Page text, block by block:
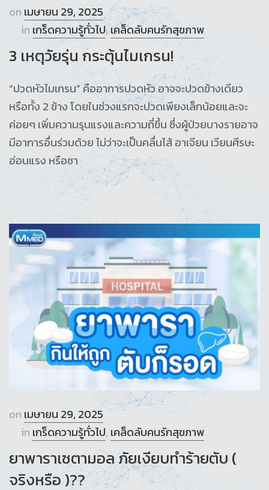
on เมษายน 29, 2025
inเกร็ดความรู้ทั่วไป,เคล็ดลับคนรักสุขภาพ
3 เหตุวัยรุ่น กระตุ้นไมเกรน!
“ปวดหัวไมเกรน” คืออาการปวดหัว อาจจะปวดข้างเดียว
หรือทั้ง 2 ข้าง โดยในช่วงแรกจะปวดเพียงเล็กน้อยและจะ
ค่อยๆ เพิ่มความรุนแรงและความถี่ขึ้น ซึ่งผู้ป่วยบางรายอาจ
มีอาการอื่นร่วมด้วย ไม่ว่าจะเป็นคลื่นไส้ อาเจียน เวียนศีรษะ
อ่อนแรง หรือชา
on เมษายน 29, 2025
in เกร็ดความรู้ทั่วไป, เคล็ดลับคนรักสุขภาพ
ยาพาราเซตามอล ภัยเงียบทำร้ายตับ (
จริงหรือ )??